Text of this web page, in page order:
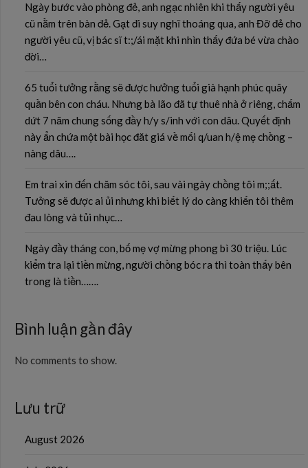
Ngày bước vào phòng đẻ, anh ngạc nhiên khi thấy người yêu
cũ nằm trên bàn đẻ. Gạt đi suy nghĩ thoáng qua, anh Đỡ đẻ cho
người yêu cũ, vị bác sĩ t:;/ái mặt khi nhìn thấy đứa bé vừa chào
đời…
65 tuổi tưởng rằng sẽ được hưởng tuổi già hạnh phúc quây
quần bên con cháu. Nhưng bà lão đã tự thuê nhà ở riêng, chấm
dứt 7 năm chung sống đầy h/y s/inh với con dâu. Quyết định
này ẩn chứa một bài học đăt giá về mối q/uan h/ệ mẹ chồng –
nàng dâu….
Em trai xin đến chăm sóc tôi, sau vài ngày chồng tôi m;;ất.
Tưởng sẽ được ai ủi nhưng khi biết lý do càng khiến tôi thêm
đau lòng và tủi nhục…
Ngày đầy tháng con, bố mẹ vợ mừng phong bì 30 triệu. Lúc
kiểm tra lại tiền mừng, người chồng bóc ra thì toàn thấy bên
trong là tiền…….
Bình luận gần đây
No comments to show.
Lưu trữ
August 2026